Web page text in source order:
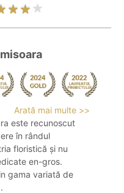
Arată mai multe >>
este recunoscut
în rândul
floristică și nu
en-gros.
gama variată de